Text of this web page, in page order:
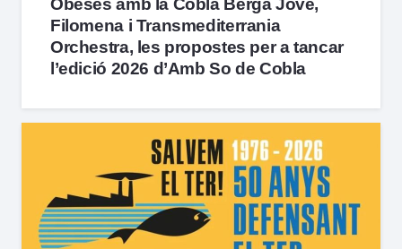
Filomena i Transmediterrania
Orchestra, les propostes per a tancar
l’edició 2026 d’Amb So de Cobla